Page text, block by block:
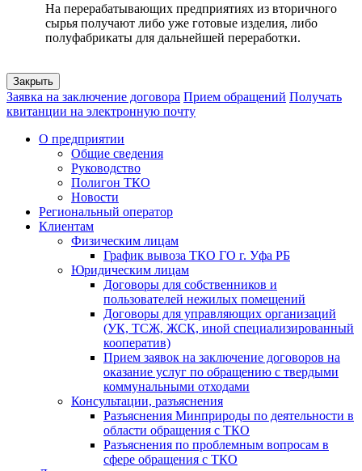
На перерабатывающих предприятиях из вторичного
сырья получают либо уже готовые изделия, либо
полуфабрикаты для дальнейшей переработки.
Закрыть
Заявка на заключение договора Прием обращений Получать
квитанции на электронную почту
О предприятии
Общие сведения
Руководство
Полигон ТКО
Новости
Региональный оператор
Клиентам
Физическим лицам
График вывоза ТКО ГО г. Уфа РБ
Юридическим лицам
Договоры для собственников и
пользователей нежилых помещений
Договоры для управляющих организаций
(УК, ТСЖ, ЖСК, иной специализированный
кооператив)
Прием заявок на заключение договоров на
оказание услуг по обращению с твердыми
коммунальными отходами
Консультации, разъяснения
Разъяснения Минприроды по деятельности в
области обращения с ТКО
Разъяснения по проблемным вопросам в
сфере обращения с ТКО